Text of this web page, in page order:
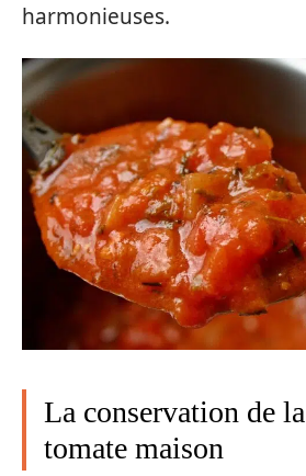
harmonieuses.
La conservation de
tomate maison